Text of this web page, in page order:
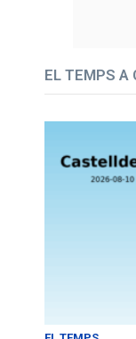
EL TEMPS A